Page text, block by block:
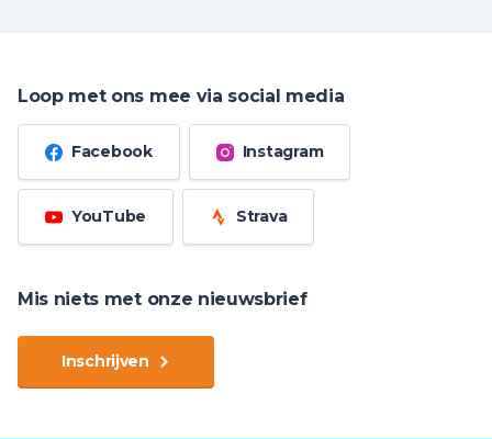
Loop met ons mee via social media
Facebook Instagram
YouTube Strava
Mis niets met onze nieuwsbrief
Inschrijven